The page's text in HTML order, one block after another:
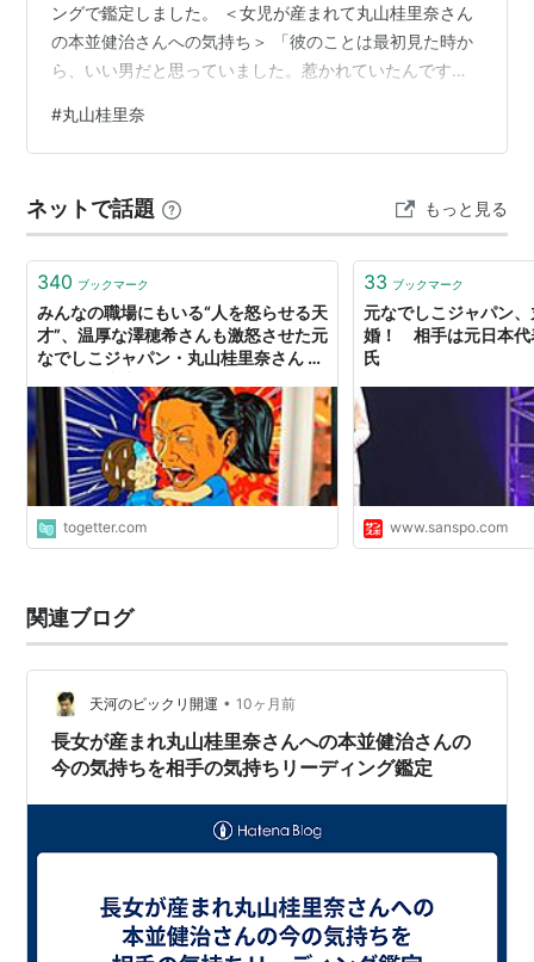
2010-2011
ジェフユナイテッド市原・千葉レディース
ングで鑑定しました。 ＜女児が産まれて丸山桂里奈さん
の本並健治さんへの気持ち＞ 「彼のことは最初見た時か
ら、いい男だと思っていました。惹かれていたんです。
た。今回きっかけがあって、と思っていたらあっという
まに結婚になってしまいました。結婚してみて、彼が変
ので我慢しています。今回、長女が産まれたこともあ
り、このままできるだけ頑張りたいと思っています。」
＜解説＞ 彼女は、彼の容姿に惹かれて結婚したも…
#丸山桂里奈
ネットで話題 もっと見る
340 ブックマーク
みんなの職場にもいる“人を怒らせる天
才”、温厚な澤穂希さんも激怒させた元
なでしこジャパン・丸山桂里奈さん #
togetter.com
33 ブックマーク
元なでしこジャパン
婚！ 相手は元日本代
氏
www.sanspo.com
関連ブログ
天河のビックリ開運 • 10ヶ月前
長女が産まれ丸山桂里奈さんへの本並健治さんの
今の気持ちを相手の気持ちリーディング鑑定